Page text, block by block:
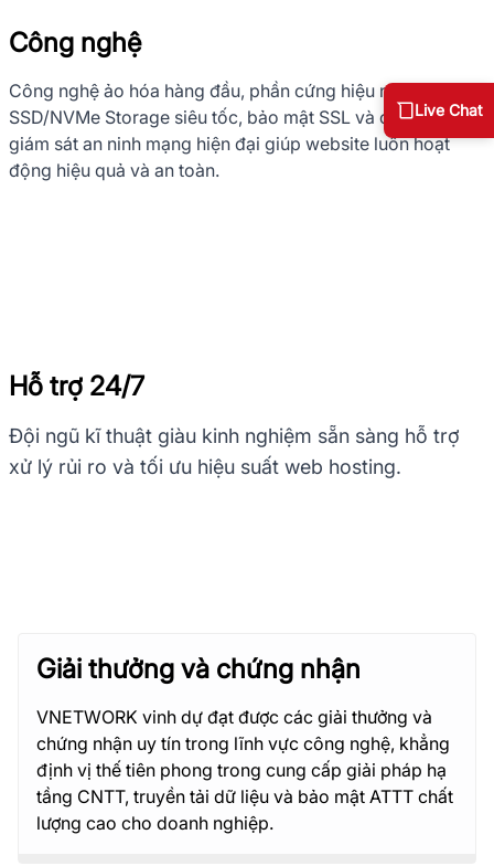
Công nghệ
Công nghệ ảo hóa hàng đầu, phần cứng hiệu năng cao,
SSD/NVMe Storage siêu tốc, bảo mật SSL và công nghệ
giám sát an ninh mạng hiện đại giúp website luôn hoạt
động hiệu quả và an toàn.
Hỗ trợ 24/7
Đội ngũ kĩ thuật giàu kinh nghiệm sẵn sàng hỗ trợ
xử lý rủi ro và tối ưu hiệu suất web hosting.
Giải thưởng và chứng nhận
VNETWORK vinh dự đạt được các giải thưởng và
chứng nhận uy tín trong lĩnh vực công nghệ, khẳng
định vị thế tiên phong trong cung cấp giải pháp hạ
tầng CNTT, truyền tải dữ liệu và bảo mật ATTT chất
lượng cao cho doanh nghiệp.
Live Chat